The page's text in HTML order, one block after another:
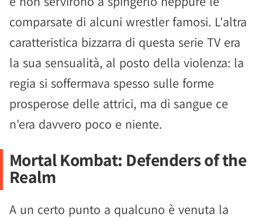
comparsate di alcuni wrestler famosi. L'altra
caratteristica bizzarra di questa serie TV era
la sua sensualità, al posto della violenza: la
regia si soffermava spesso sulle forme
prosperose delle attrici, ma di sangue ce
n'era davvero poco e niente.
Mortal Kombat: Defenders of the
Realm
A un certo punto a qualcuno è venuta la